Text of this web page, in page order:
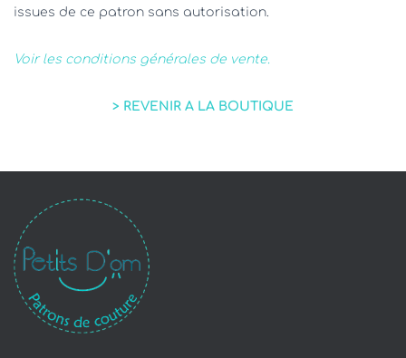
issues de ce patron sans autorisation.
Voir les conditions générales de vente.
> REVENIR A LA BOUTIQUE